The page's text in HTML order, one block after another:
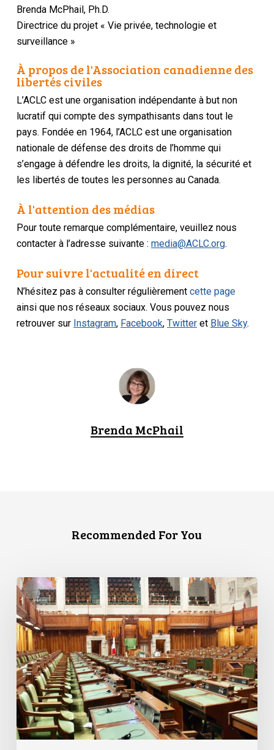
Brenda McPhail, Ph.D.
Directrice du projet « Vie privée, technologie et
surveillance »
À propos de l'Association canadienne des
libertés civiles
L’ACLC est une organisation indépendante à but non
lucratif qui compte des sympathisants dans tout le
pays. Fondée en 1964, l’ACLC est une organisation
nationale de défense des droits de l’homme qui
s’engage à défendre les droits, la dignité, la sécurité et
les libertés de toutes les personnes au Canada.
À l'attention des médias
Pour toute remarque complémentaire, veuillez nous
contacter à l’adresse suivante :media@ACLC.org.
Pour suivre l'actualité en direct
N’hésitez pas à consulter régulièrementcette page
ainsi que nos réseaux sociaux. Vous pouvez nous
retrouver sur Instagram, Facebook,Twitter et Blue Sky.
Brenda McPhail
Recommended For You
L’ACLC
se
joint
à
une
déclaration
dénonçant
la
décision
du
gouvernement